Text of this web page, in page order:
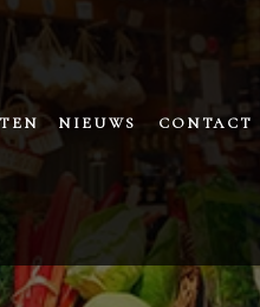
NIEUWS CONTACT